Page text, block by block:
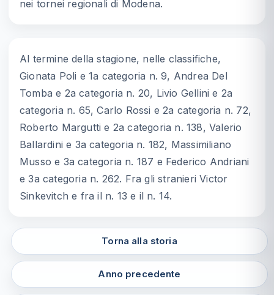
nei tornei regionali di Modena.
Al termine della stagione, nelle classifiche,
Gionata Poli e 1a categoria n. 9, Andrea Del
Tomba e 2a categoria n. 20, Livio Gellini e 2a
categoria n. 65, Carlo Rossi e 2a categoria n. 72,
Roberto Margutti e 2a categoria n. 138, Valerio
Ballardini e 3a categoria n. 182, Massimiliano
Musso e 3a categoria n. 187 e Federico Andriani
e 3a categoria n. 262. Fra gli stranieri Victor
Sinkevitch e fra il n. 13 e il n. 14.
Torna alla storia
Anno precedente